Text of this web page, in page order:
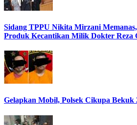
Sidang TPPU Nikita Mirzani
Produk Kecantikan Milik Dokter Reza
Gelapkan Mobil, Polsek Cikupa Bekuk